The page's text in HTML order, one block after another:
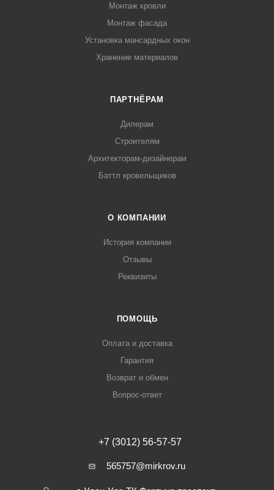
Монтаж кровли
Монтаж фасада
Установка мансардных окон
Хранение материалов
ПАРТНЁРАМ
Дилерам
Строителям
Архитекторам-дизайнерам
Баттл кровельщиков
О КОМПАНИИ
История компании
Отзывы
Реквизиты
ПОМОЩЬ
Оплата и доставка
Гарантия
Возврат и обмен
Вопрос-ответ
+7 (3012) 56-57-57
565757@mirkrov.ru